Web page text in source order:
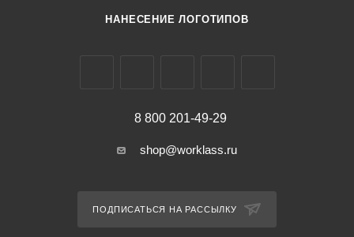
НАНЕСЕНИЕ ЛОГОТИПОВ
8 800 201-49-29
shop@worklass.ru
ПОДПИСАТЬСЯ НА РАССЫЛКУ